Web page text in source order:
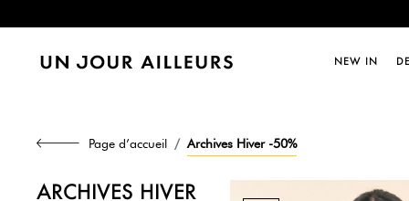
NEW IN
Page d’accueil Archives Hiver -50%
ARCHIVES HIVER